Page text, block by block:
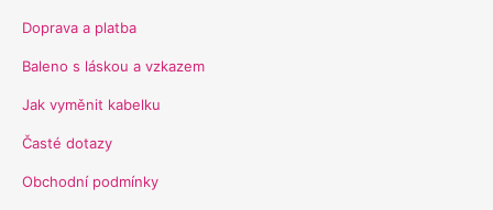
Doprava a platba
Baleno s láskou a vzkazem
Jak vyměnit kabelku
Časté dotazy
Obchodní podmínky